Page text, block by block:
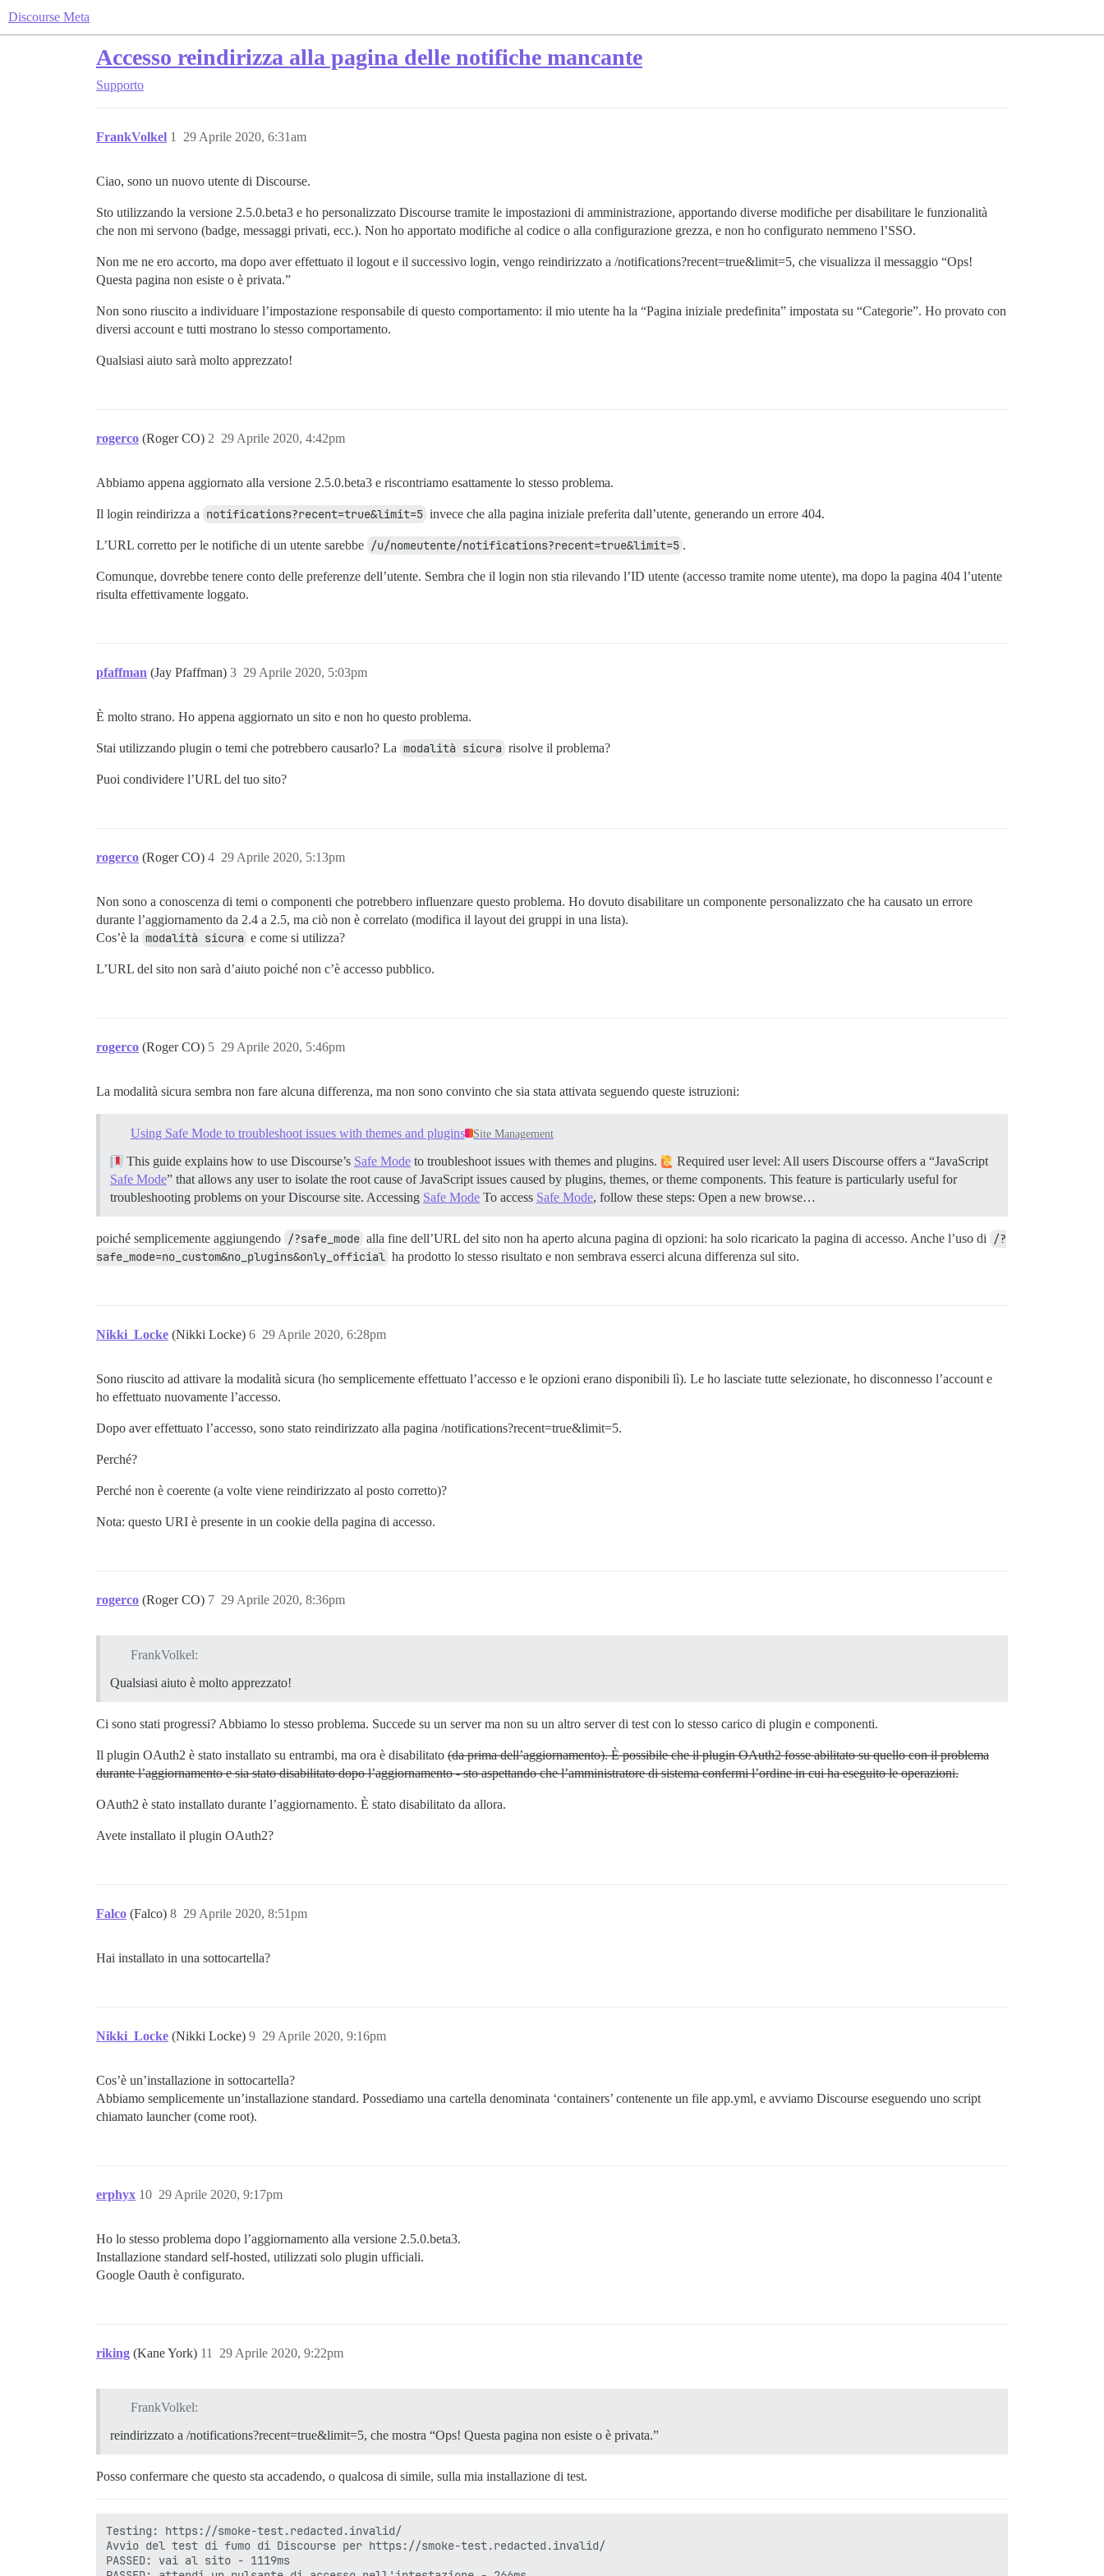
Discourse Meta
Accesso reindirizza alla pagina delle notifiche mancante
Supporto
FrankVolkel 29 Aprile 2020, 6:31am
1
Ciao, sono un nuovo utente di Discourse.
Sto utilizzando la versione 2.5.0.beta3 e ho personalizzato Discourse tramite le impostazioni di amministrazione, apportando diverse modifiche per disabilitare le funzionalità
che non mi servono (badge, messaggi privati, ecc.). Non ho apportato modifiche al codice o alla configurazione grezza, e non ho configurato nemmeno l’SSO.
Non me ne ero accorto, ma dopo aver effettuato il logout e il successivo login, vengo reindirizzato a /notifications?recent=true&limit=5, che visualizza il messaggio “Ops!
Questa pagina non esiste o è privata.”
Non sono riuscito a individuare l’impostazione responsabile di questo comportamento: il mio utente ha la “Pagina iniziale predefinita” impostata su “Categorie”. Ho provato con
diversi account e tutti mostrano lo stesso comportamento.
Qualsiasi aiuto sarà molto apprezzato!
rogerco (Roger CO) 29 Aprile 2020, 4:42pm
2
Abbiamo appena aggiornato alla versione 2.5.0.beta3 e riscontriamo esattamente lo stesso problema.
Il login reindirizza a notifications?recent=true&limit=5 invece che alla pagina iniziale preferita dall’utente, generando un errore 404.
L’URL corretto per le notifiche di un utente sarebbe /u/nomeutente/notifications?recent=true&limit=5 .
Comunque, dovrebbe tenere conto delle preferenze dell’utente. Sembra che il login non stia rilevando l’ID utente (accesso tramite nome utente), ma dopo la pagina 404 l’utente
risulta effettivamente loggato.
pfaffman (Jay Pfaffman) 29 Aprile 2020, 5:03pm
3
È molto strano. Ho appena aggiornato un sito e non ho questo problema.
Stai utilizzando plugin o temi che potrebbero causarlo? La modalità sicura risolve il problema?
Puoi condividere l’URL del tuo sito?
rogerco (Roger CO) 29 Aprile 2020, 5:13pm
4
Non sono a conoscenza di temi o componenti che potrebbero influenzare questo problema. Ho dovuto disabilitare un componente personalizzato che ha causato un errore
durante l’aggiornamento da 2.4 a 2.5, ma ciò non è correlato (modifica il layout dei gruppi in una lista).
Cos’è la modalità sicura e come si utilizza?
L’URL del sito non sarà d’aiuto poiché non c’è accesso pubblico.
rogerco (Roger CO) 29 Aprile 2020, 5:46pm
5
La modalità sicura sembra non fare alcuna differenza, ma non sono convinto che sia stata attivata seguendo queste istruzioni:
Using Safe Mode to troubleshoot issues with themes and plugins Site Management
This guide explains how to use Discourse’s Safe Mode to troubleshoot issues with themes and plugins.
Required user level: All users Discourse offers a “JavaScript
Safe Mode” that allows any user to isolate the root cause of JavaScript issues caused by plugins, themes, or theme components. This feature is particularly useful for
troubleshooting problems on your Discourse site. Accessing Safe Mode To access Safe Mode, follow these steps: Open a new browse…
poiché semplicemente aggiungendo /?safe_mode alla fine dell’URL del sito non ha aperto alcuna pagina di opzioni: ha solo ricaricato la pagina di accesso. Anche l’uso di
/?
safe_mode=no_custom&no_plugins&only_official ha prodotto lo stesso risultato e non sembrava esserci alcuna differenza sul sito.
Nikki_Locke (Nikki Locke) 29 Aprile 2020, 6:28pm
6
Sono riuscito ad attivare la modalità sicura (ho semplicemente effettuato l’accesso e le opzioni erano disponibili lì). Le ho lasciate tutte selezionate, ho disconnesso l’account e
ho effettuato nuovamente l’accesso.
Dopo aver effettuato l’accesso, sono stato reindirizzato alla pagina /notifications?recent=true&limit=5.
Perché?
Perché non è coerente (a volte viene reindirizzato al posto corretto)?
Nota: questo URI è presente in un cookie della pagina di accesso.
rogerco (Roger CO) 29 Aprile 2020, 8:36pm
7
FrankVolkel:
Qualsiasi aiuto è molto apprezzato!
Ci sono stati progressi? Abbiamo lo stesso problema. Succede su un server ma non su un altro server di test con lo stesso carico di plugin e componenti.
Il plugin OAuth2 è stato installato su entrambi, ma ora è disabilitato (da prima dell’aggiornamento). È possibile che il plugin OAuth2 fosse abilitato su quello con il problema
durante l’aggiornamento e sia stato disabilitato dopo l’aggiornamento - sto aspettando che l’amministratore di sistema confermi l’ordine in cui ha eseguito le operazioni.
OAuth2 è stato installato durante l’aggiornamento. È stato disabilitato da allora.
Avete installato il plugin OAuth2?
Falco (Falco) 29 Aprile 2020, 8:51pm
8
Hai installato in una sottocartella?
Nikki_Locke (Nikki Locke) 29 Aprile 2020, 9:16pm
9
Cos’è un’installazione in sottocartella?
Abbiamo semplicemente un’installazione standard. Possediamo una cartella denominata ‘containers’ contenente un file app.yml, e avviamo Discourse eseguendo uno script
chiamato launcher (come root).
erphyx 29 Aprile 2020, 9:17pm
10
Ho lo stesso problema dopo l’aggiornamento alla versione 2.5.0.beta3.
Installazione standard self-hosted, utilizzati solo plugin ufficiali.
Google Oauth è configurato.
riking (Kane York) 29 Aprile 2020, 9:22pm
11
FrankVolkel:
reindirizzato a /notifications?recent=true&limit=5, che mostra “Ops! Questa pagina non esiste o è privata.”
Posso confermare che questo sta accadendo, o qualcosa di simile, sulla mia installazione di test.
Testing: https://smoke-test.redacted.invalid/
Avvio del test di fumo di Discourse per https://smoke-test.redacted.invalid/
PASSED: vai al sito - 1119ms